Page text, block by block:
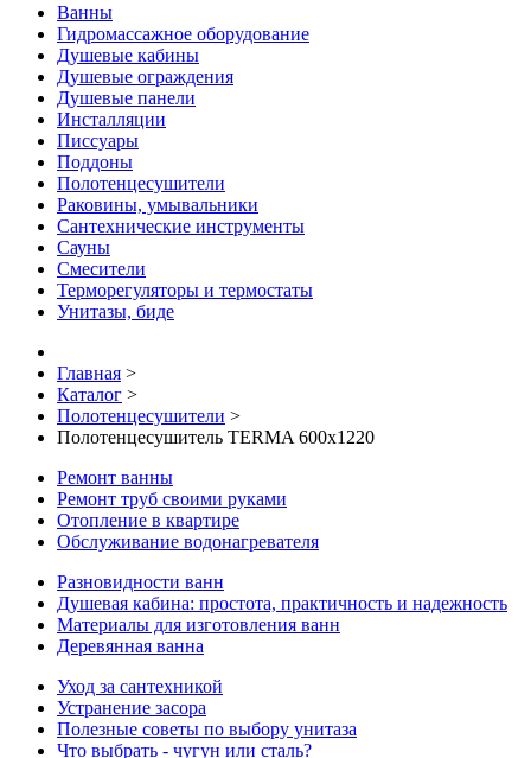
Ванны
Гидромассажное оборудование
Душевые кабины
Душевые ограждения
Душевые панели
Инсталляции
Писсуары
Поддоны
Полотенцесушители
Раковины, умывальники
Сантехнические инструменты
Сауны
Смесители
Терморегуляторы и термостаты
Унитазы, биде
Главная >
Каталог >
Полотенцесушители >
Полотенцесушитель TERMA 600x1220
Ремонт ванны
Ремонт труб своими руками
Отопление в квартире
Обслуживание водонагревателя
Разновидности ванн
Душевая кабина: простота, практичность и надежность
Материалы для изготовления ванн
Деревянная ванна
Уход за сантехникой
Устранение засора
Полезные советы по выбору унитаза
Что выбрать - чугун или сталь?